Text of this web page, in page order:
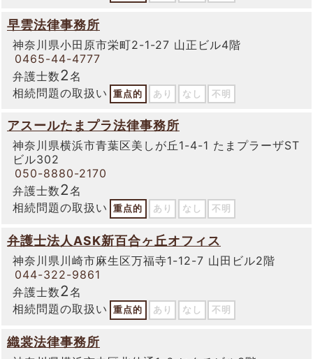
早雲法律事務所
神奈川県小田原市栄町2-1-27 山正ビル4階
0465-44-4777
弁護士数2名
相続問題の取扱い
重点的 あり なし 不明
アスールたまプラ法律事務所
神奈川県横浜市青葉区美しが丘1-4-1 たまプラーザST
ビル302
050-8880-2170
弁護士数2名
相続問題の取扱い
重点的 あり なし 不明
弁護士法人ASK新百合ヶ丘オフィス
神奈川県川崎市麻生区万福寺1-12-7 山田ビル2階
044-322-9861
弁護士数2名
相続問題の取扱い
重点的 あり なし 不明
織裳法律事務所